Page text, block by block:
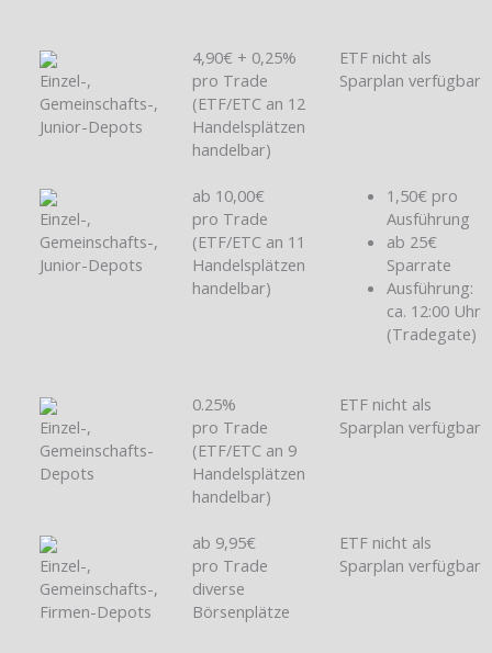
Einzel-,
Gemeinschafts-,
Junior-Depots
4,90€ + 0,25%
pro Trade
(ETF/ETC an 12
Handelsplätzen
handelbar)
ETF nicht als
Sparplan verfügbar
Einzel-,
Gemeinschafts-,
Junior-Depots
ab 10,00€
pro Trade
(ETF/ETC an 11
Handelsplätzen
handelbar)
1,50€ pro
Ausführung
ab 25€
Sparrate
Ausführung:
ca. 12:00 Uhr
(Tradegate)
Einzel-,
Gemeinschafts-
Depots
0.25%
pro Trade
(ETF/ETC an 9
Handelsplätzen
handelbar)
ETF nicht als
Sparplan verfügbar
Einzel-,
Gemeinschafts-,
Firmen-Depots
ab 9,95€
pro Trade
diverse
Börsenplätze
ETF nicht als
Sparplan verfügbar